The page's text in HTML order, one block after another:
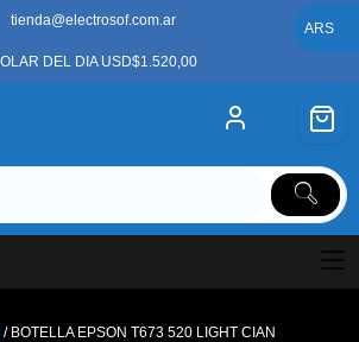
tienda@electrosof.com.ar
DEL DIA USD$1.520,00
/ BOTELLA EPSON T673 520 LIGHT CIAN
ARS